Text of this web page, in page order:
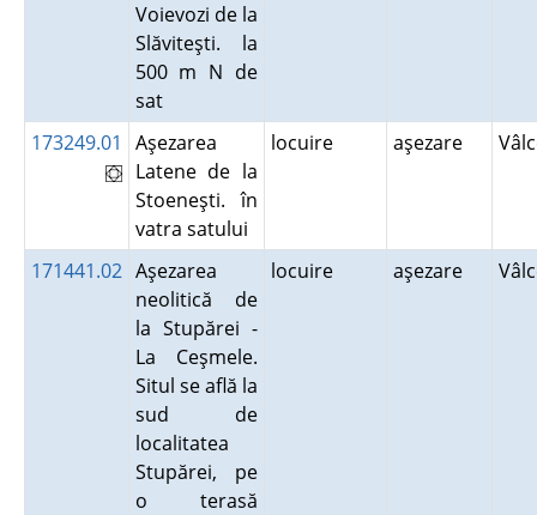
Voievozi de la
Slăviteşti. la
500 m N de
sat
173249.01
Aşezarea
Latene de la
Stoeneşti. în
vatra satului
locuire aşezare
171441.02 Aşezarea
neolitică de
la Stupărei -
La Ceşmele.
Situl se află la
sud de
localitatea
Stupărei, pe
o terasă
locuire aşezare